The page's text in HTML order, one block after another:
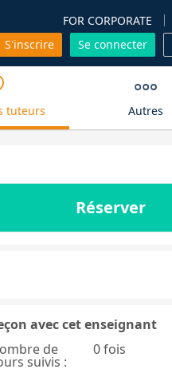
FOR CORPORATE
S'inscrire
Se connecter
tuteurs Autres
Réserver
avec cet enseignant
de
suivis :
0 fois